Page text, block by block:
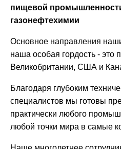
пищевой
газонефтехимии
Основное направления
наша особая гордость - это
Великобритании, США и
Благодаря глубоким
специалистов мы готовы
практически любого
любой точки мира в самые